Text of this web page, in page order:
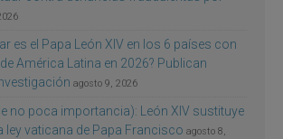
es el Papa León XIV en los 6 países con
América Latina en 2026? Publican
agosto 9, 2026
no poca importancia): León XIV sustituye
ley vaticana de Papa Francisco agosto 8,